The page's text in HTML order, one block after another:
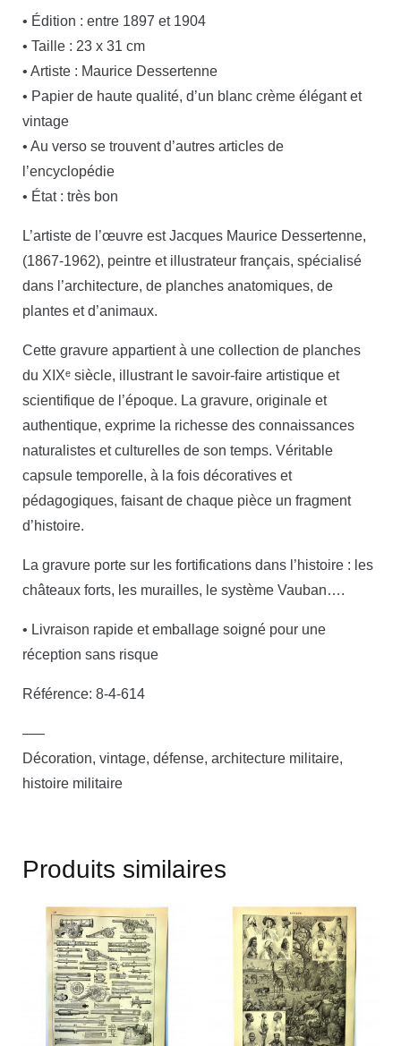
• Édition : entre 1897 et 1904
• Taille : 23 x 31 cm
• Artiste : Maurice Dessertenne
• Papier de haute qualité, d’un blanc crème élégant et
vintage
• Au verso se trouvent d’autres articles de
l’encyclopédie
• État : très bon
L’artiste de l’œuvre est Jacques Maurice Dessertenne,
(1867-1962), peintre et illustrateur français, spécialisé
dans l’architecture, de planches anatomiques, de
plantes et d’animaux.
Cette gravure appartient à une collection de planches
du XIXᵉ siècle, illustrant le savoir-faire artistique et
scientifique de l’époque. La gravure, originale et
authentique, exprime la richesse des connaissances
naturalistes et culturelles de son temps. Véritable
capsule temporelle, à la fois décoratives et
pédagogiques, faisant de chaque pièce un fragment
d’histoire.
La gravure porte sur les fortifications dans l’histoire : les
châteaux forts, les murailles, le système Vauban….
• Livraison rapide et emballage soigné pour une
réception sans risque
Référence: 8-4-614
—–
Décoration, vintage, défense, architecture militaire,
histoire militaire
Produits similaires